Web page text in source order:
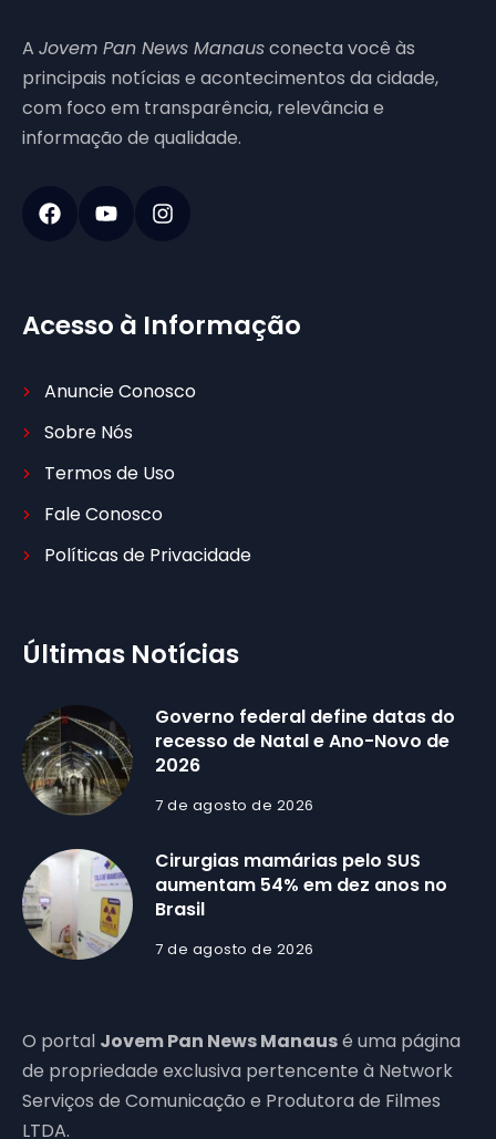
A Jovem Pan News Manausconecta você às
principais notícias e acontecimentos da cidade,
com foco em transparência, relevância e
informação de qualidade.
Acesso à Informação
Anuncie Conosco
Sobre Nós
Termos de Uso
Fale Conosco
Políticas de Privacidade
Últimas Notícias
Governo federal define datas do
recesso de Natal e Ano-Novo de
2026
7 de agosto de 2026
Cirurgias mamárias pelo SUS
aumentam 54% em dez anos no
Brasil
7 de agosto de 2026
O portal Jovem Pan News Manausé uma página
de propriedade exclusiva pertencente à Network
Serviços de Comunicação e Produtora de Filmes
LTDA.